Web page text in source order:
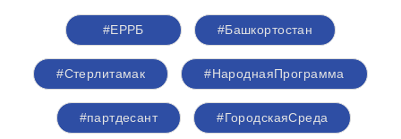
#ЕРРБ #Башкортостан
#Стерлитамак #НароднаяПрограмма
#партдесант #ГородскаяСреда